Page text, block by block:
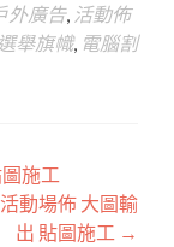
外廣告, 活動佈
選舉旗幟, 電腦割
施工
動場佈 大圖輸
出 貼圖施工 →